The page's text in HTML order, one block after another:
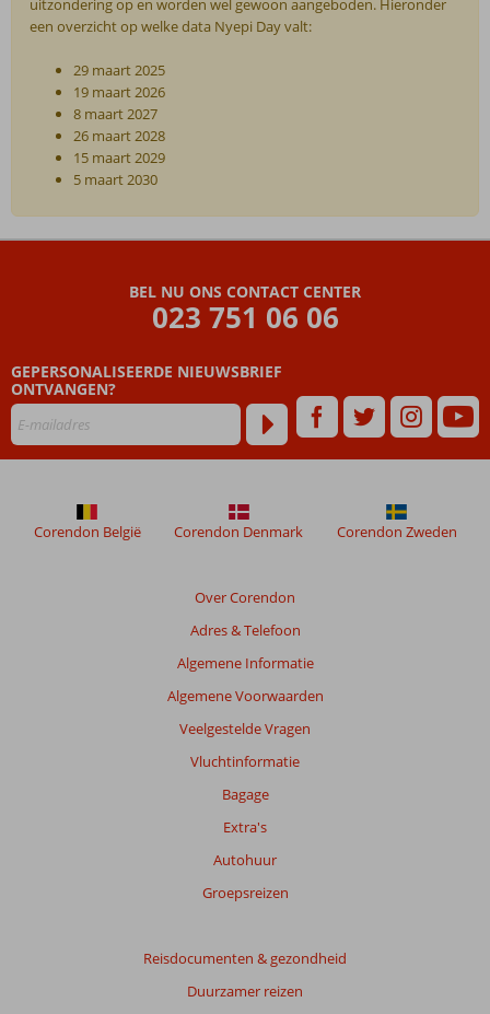
uitzondering op en worden wel gewoon aangeboden. Hieronder
een overzicht op welke data Nyepi Day valt:
29 maart 2025
19 maart 2026
8 maart 2027
26 maart 2028
15 maart 2029
5 maart 2030
na
hun
verblijf
in
BEL NU ONS CONTACT CENTER
023 751 06 06
GEPERSONALISEERDE NIEUWSBRIEF
ONTVANGEN?
Over Corendon
Adres & Telefoon
Algemene Informatie
Algemene Voorwaarden
Veelgestelde Vragen
Vluchtinformatie
Bagage
Extra's
Autohuur
Groepsreizen
Reisdocumenten & gezondheid
Duurzamer reizen
Corendon België Corendon Denmark Corendon Zweden